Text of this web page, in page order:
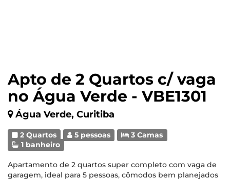
Apto de 2 Quartos c/ vaga
no Água Verde - VBE1301
Água Verde, Curitiba
2 Quartos 5 pessoas
3 Camas
1 banheiro
Apartamento de 2 quartos super completo com vaga de
garagem, ideal para 5 pessoas, cômodos bem planejados